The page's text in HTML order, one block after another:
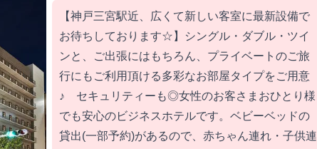
【神戸三宮駅近、広くて新しい客室に最新設備で
お待ちしております☆】シングル・ダブル・ツイ
ンと、ご出張にはもちろん、プライベートのご旅
行にもご利用頂ける多彩なお部屋タイプをご用意
♪ セキュリティーも◎女性のお客さまおひとり様
でも安心のビジネスホテルです。ベビーベッドの
貸出(一部予約)があるので、赤ちゃん連れ・子供連